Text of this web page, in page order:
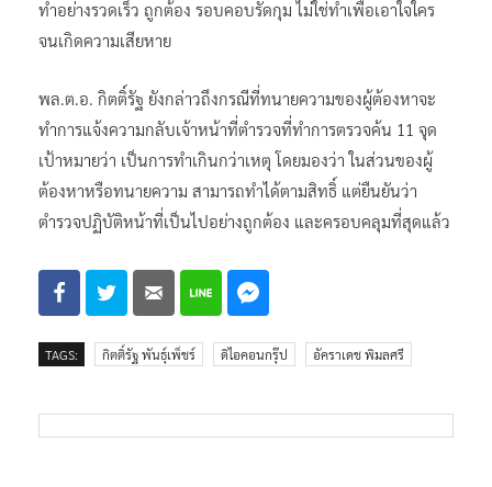
ทำอย่างรวดเร็ว ถูกต้อง รอบคอบรัดกุม ไม่ใช่ทำเพื่อเอาใจใคร
จนเกิดความเสียหาย
พล.ต.อ. กิตติ์รัฐ ยังกล่าวถึงกรณีที่ทนายความของผู้ต้องหาจะ
ทำการแจ้งความกลับเจ้าหน้าที่ตำรวจที่ทำการตรวจค้น 11 จุด
เป้าหมายว่า เป็นการทำเกินกว่าเหตุ โดยมองว่า ในส่วนของผู้
ต้องหาหรือทนายความ สามารถทำได้ตามสิทธิ์ แต่ยืนยันว่า
ตำรวจปฏิบัติหน้าที่เป็นไปอย่างถูกต้อง และครอบคลุมที่สุดแล้ว
TAGS: กิตติ์รัฐ พันธุ์เพ็ชร์ ดิไอคอนกรุ๊ป อัคราเดช พิมลศรี